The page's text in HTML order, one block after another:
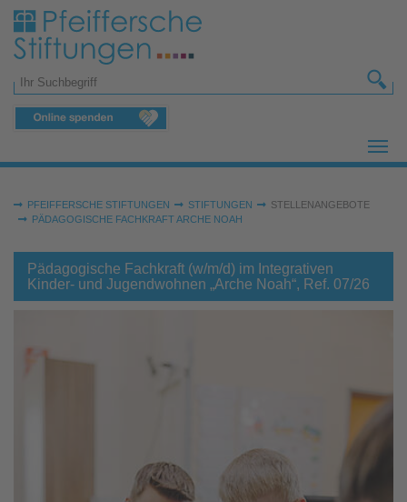
Zum Hauptinhalt springen
Suchformular
Sie sind hier:
PFEIFFERSCHE STIFTUNGEN STIFTUNGEN
STELLENANGEBOTE
PÄDAGOGISCHE FACHKRAFT ARCHE NOAH
Pädagogische Fachkraft (w/m/d) im Integrativen
Kinder- und Jugendwohnen „Arche Noah“, Ref. 07/26